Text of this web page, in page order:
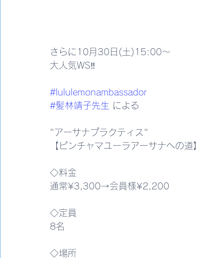
さらに10月30日(土)15:00〜
大人気WS‼️
#lululemonambassador
#髪林靖子先生 による
"アーサナプラクティス"
【ピンチャマユーラアーサナへの道】
◇料金
通常¥3,300→会員様¥2,200
◇定員
8名
◇場所